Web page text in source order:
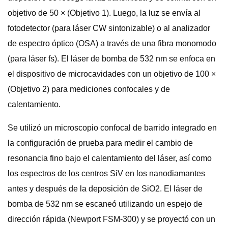
objetivo de 50 × (Objetivo 1). Luego, la luz se envía al
fotodetector (para láser CW sintonizable) o al analizador
de espectro óptico (OSA) a través de una fibra monomodo
(para láser fs). El láser de bomba de 532 nm se enfoca en
el dispositivo de microcavidades con un objetivo de 100 ×
(Objetivo 2) para mediciones confocales y de
calentamiento.
Se utilizó un microscopio confocal de barrido integrado en
la configuración de prueba para medir el cambio de
resonancia fino bajo el calentamiento del láser, así como
los espectros de los centros SiV en los nanodiamantes
antes y después de la deposición de SiO2. El láser de
bomba de 532 nm se escaneó utilizando un espejo de
dirección rápida (Newport FSM-300) y se proyectó con un